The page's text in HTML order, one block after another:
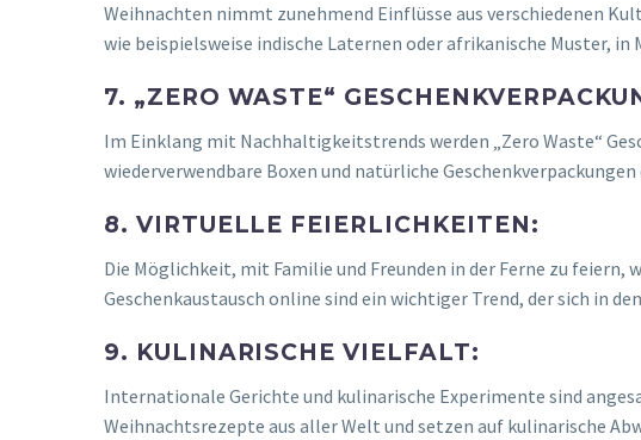
Weihnachten nimmt zunehmend Einflüsse aus verschiedenen
wie beispielsweise indische Laternen oder afrikanische Muster, in
7. „ZERO WASTE“
Im Einklang mit Nachhaltigkeitstrends werden „Zero Waste“
wiederverwendbare Boxen und natürliche
8. VIRTUELLE FEIERLICHKEITEN:
Die Möglichkeit, mit Familie und Freunden in der Ferne zu
Geschenkaustausch online sind ein wichtiger Trend, der sich in
9. KULINARISCHE VIELFALT:
Internationale Gerichte und kulinarische Experimente sind
Weihnachtsrezepte aus aller Welt und setzen auf kulinarische